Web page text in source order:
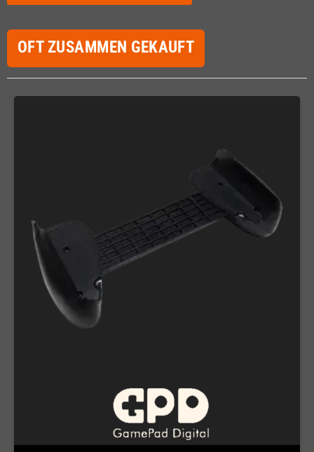
OFT ZUSAMMEN GEKAUFT